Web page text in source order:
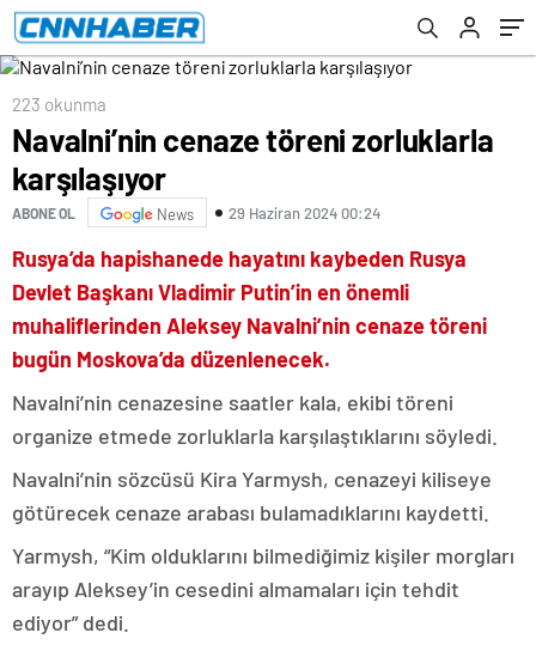
223 okunma
Navalni’nin cenaze töreni zorluklarla
karşılaşıyor
ABONE OL News 29 Haziran 2024 00:24
Rusya’da hapishanede hayatını kaybeden Rusya
Devlet Başkanı Vladimir Putin’in en önemli
muhaliflerinden Aleksey Navalni’nin cenaze töreni
bugün Moskova’da düzenlenecek.
Navalni’nin cenazesine saatler kala, ekibi töreni
organize etmede zorluklarla karşılaştıklarını söyledi.
Navalni’nin sözcüsü Kira Yarmysh, cenazeyi kiliseye
götürecek cenaze arabası bulamadıklarını kaydetti.
Yarmysh, “Kim olduklarını bilmediğimiz kişiler morgları
arayıp Aleksey’in cesedini almamaları için tehdit
ediyor” dedi.